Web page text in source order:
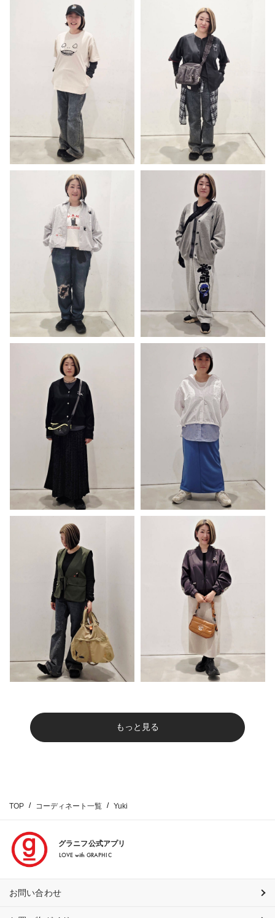
もっと見る
TOP コーディネート一覧 Yuki
グラニフ公式アプリ
LOVE with GRAPHIC
お問い合わせ